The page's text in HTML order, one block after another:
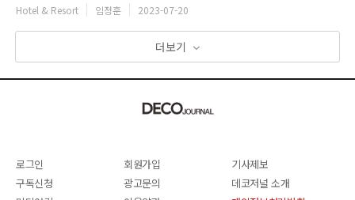
PUSTERIA/MÜHLBACH(ITALY)CLIENT. HOTEL SILENA, MAIR
FAMILYARC...
Hotel & Resort 임정훈 2023-07-20
더보기
로그인 회원가입
기사제보
구독신청
광고문의
데코저널 소개